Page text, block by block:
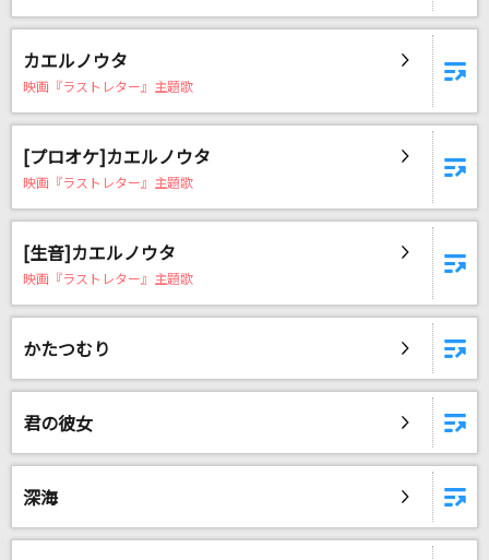
道
EXILE
Diamond Heart [ダイアモンド・ハート]
[良音]Period
[生音]ツキミソウ
Novelbright
[生音]ハッピーエンド
カエルノウタ
映画『ラストレター』主題歌
[プロオケ]カエルノウタ
映画『ラストレター』主題歌
[生音]カエルノウタ
映画『ラストレター』主題歌
かたつむり
君の彼女
深海